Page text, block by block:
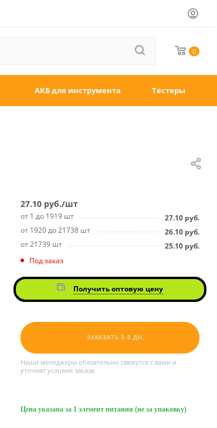
0
АКБ для инструмента Тестеры
27.10 руб./шт
от 1 до 1919 шт 27.10 руб.
от 1920 до 21738 шт
26.10 руб.
от 21739 шт
25.10 руб.
Под заказ
Получить оптовую цену
ЗАКАЗАТЬ 3-5 ДН.
Наши менеджеры обязательно свяжутся с вами и
уточнят условия заказа
Цена указана за 1 элемент питания (не за упаковку)